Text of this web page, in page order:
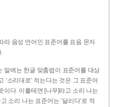
라 음성 언어인 표준어를 표음 문자
말에는 한글 맞춤법이 표준어를 대상
‘소리대로’ 적는다는 것은 그 표준어
이다. 이를테면 [나무]라고 소리 나는
소리 나는 표준어는 ‘달리다’로 적